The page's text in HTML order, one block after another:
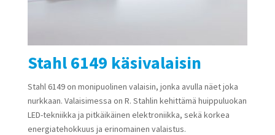
Stahl 6149 käsivalaisin
Stahl 6149 on monipuolinen valaisin, jonka avulla näet joka
nurkkaan. Valaisimessa on R. Stahlin kehittämä huippuluokan
LED-tekniikka ja pitkäikäinen elektroniikka, sekä korkea
energiatehokkuus ja erinomainen valaistus.